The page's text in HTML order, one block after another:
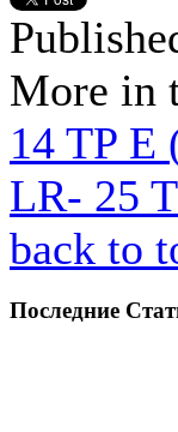
More in
14 TP
LR- 25
back to
Последние